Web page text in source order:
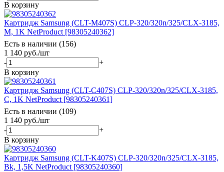
В корзину
Картридж Samsung (CLT-M407S) CLP-320/320n/325/CLX-3185,
M, 1K NetProduct [98305240362]
Есть в наличии (156)
1 140 руб./шт
-
+
В корзину
Картридж Samsung (CLT-C407S) CLP-320/320n/325/CLX-3185,
C, 1K NetProduct [98305240361]
Есть в наличии (109)
1 140 руб./шт
-
+
В корзину
Картридж Samsung (CLT-K407S) CLP-320/320n/325/CLX-3185,
Bk, 1,5K NetProduct [98305240360]